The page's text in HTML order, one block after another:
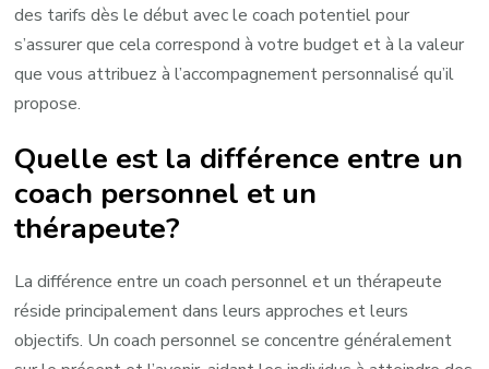
des tarifs dès le début avec le coach potentiel pour
s’assurer que cela correspond à votre budget et à la valeur
que vous attribuez à l’accompagnement personnalisé qu’il
propose.
Quelle est la différence entre un
coach personnel et un
thérapeute?
La différence entre un coach personnel et un thérapeute
réside principalement dans leurs approches et leurs
objectifs. Un coach personnel se concentre généralement